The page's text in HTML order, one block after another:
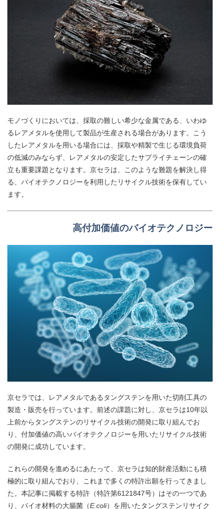
モノづくりにおいては、採取の難しい希少な金属である、 いわゆ
るレアメタルを使用して製品が生産される場合があります。
こう
したレアメタルを用いる場合には、採取や精製で生じる環境負荷
の低減のみならず、レアメタルの安定したサプライチェーンの確
立も重要課題となります。 京セラは、このような難題を解決し得
る、バイオテクノロジーを利用したリサイクル技術を保有してい
ます。
高付加価値のバイオテクノロジー
京セラでは、レアメタルであるタングステンを用いた切削工具の
製造・販売を行っています。前述の課題に対し、京セラは10年以
上前からタングステンのリサイクル技術の開発に取り組んでお
り、付加価値の高いバイオテクノロジーを用いたリサイクル技術
の開発に成功しています。
これらの開発を進めるにあたって、京セラは知的財産活動にも積
極的に取り組んでおり、これまで多くの特許出願を行ってきまし
た。本記事に掲載する特許（特許第6121847号）はその一つであ
り、バイオ材料の大腸菌（E.coli）を用いたタングステンリサイク